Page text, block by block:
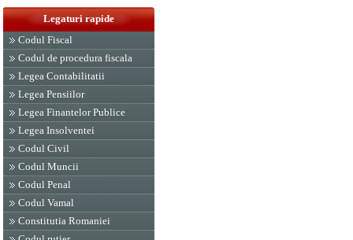
Legaturi rapide
Codul Fiscal
Codul de procedura fiscala
Legea Contabilitatii
Legea Pensiilor
Legea Finantelor Publice
Legea Insolventei
Codul Civil
Codul Muncii
Codul Penal
Codul Vamal
Constitutia Romaniei